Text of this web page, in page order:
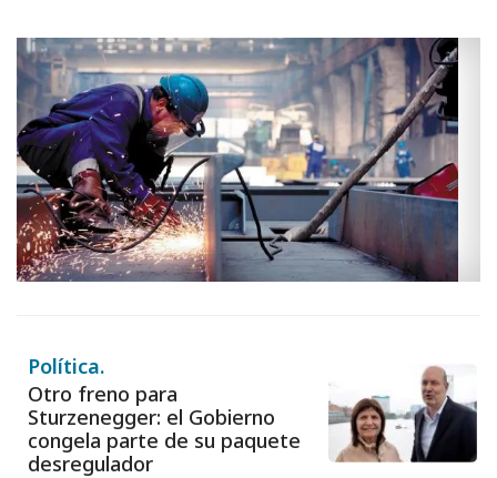
Política.
Otro freno para
Sturzenegger: el Gobierno
congela parte de su paquete
desregulador